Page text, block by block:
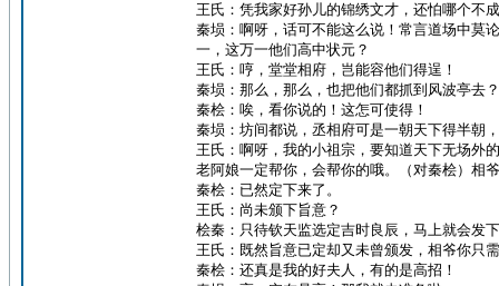
王氏：凭我家好孙儿的锦绣文才，还怕哪个不
秦埙：啊呀，话可不能这么说！常言道场中莫
一，这万一他们高中状元？
王氏：哼，堂堂相府，岂能容他们得逞！
秦埙：那么，那么，也把他们都抓到风波亭去
秦桧：唉，看你说的！这怎可使得！
秦埙：坊间都说，丞相府可是一朝天下得半朝
王氏：啊呀，我的小祖宗，要知道天下无场外
老阿娘一定帮你，会帮你的哦。（对秦桧）相
秦桧：已然定下来了。
王氏：尚未颁下旨意？
桧秦：只待钦天监选定吉时良辰，马上就会发
王氏：既然旨意已定却又未曾颁发，相爷你
秦桧：还真是我的好夫人，有的是高招！